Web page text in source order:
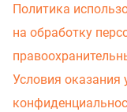
Политика
на обработку
Условия оказания